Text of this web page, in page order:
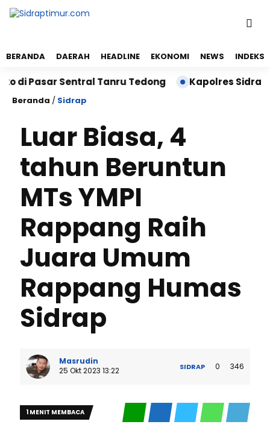
BERANDA DAERAH HEADLINE EKONOMI NEWS INDEKS
Pasar Sentral Tanru Tedong Kapolres Sidrap
Beranda / Sidrap
Luar Biasa, 4
tahun Beruntun
MTs YMPI
Rappang Raih
Juara Umum
Rappang Humas
Sidrap
Masrudin
25 Okt 2023 13:22
SIDRAP 0 346
1 MENIT MEMBACA